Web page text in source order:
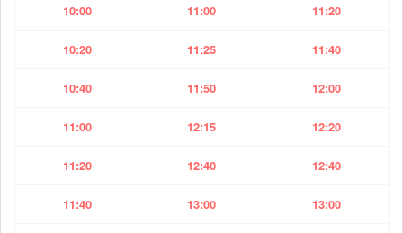
10:00 11:00 11:20
10:20 11:25 11:40
10:40 11:50 12:00
11:00 12:15 12:20
11:20 12:40 12:40
11:40 13:00 13:00